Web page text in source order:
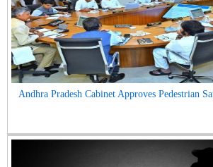
Andhra Pradesh Cabinet Approves Pedestrian